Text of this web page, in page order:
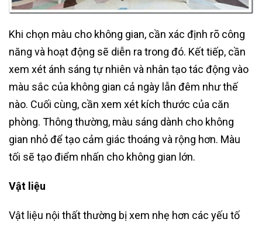
Khi chọn màu cho không gian, cần xác định rõ công
năng và hoạt động sẽ diễn ra trong đó. Kết tiếp, cần
xem xét ánh sáng tự nhiên và nhân tạo tác động vào
màu sắc của không gian cả ngày lẫn đêm như thế
nào. Cuối cùng, cần xem xét kích thước của căn
phòng. Thông thường, màu sáng dành cho không
gian nhỏ để tạo cảm giác thoáng và rộng hơn. Màu
tối sẽ tạo điểm nhấn cho không gian lớn.
Vật liệu
Vật liệu nội thất thường bị xem nhẹ hơn các yếu tố